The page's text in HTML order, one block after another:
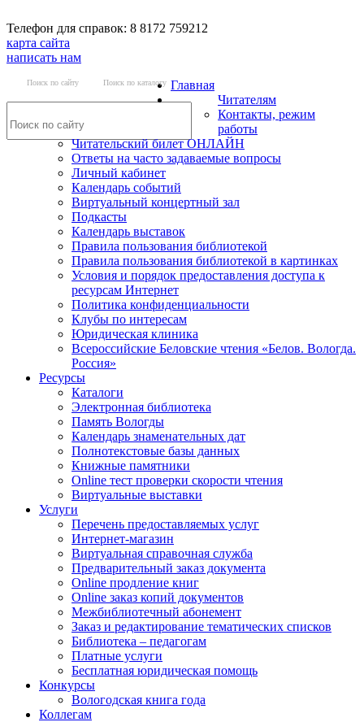
Телефон для справок: 8 8172 759212
карта сайта
написать нам
Поиск по сайту Поиск по каталогу Главная
Читателям
Контакты, режим
работы
Читательский билет ОНЛАЙН
Ответы на часто задаваемые вопросы
Личный кабинет
Календарь событий
Виртуальный концертный зал
Подкасты
Календарь выставок
Правила пользования библиотекой
Правила пользования библиотекой в картинках
Условия и порядок предоставления доступа к
ресурсам Интернет
Политика конфиденциальности
Клубы по интересам
Юридическая клиника
Всероссийские Беловские чтения «Белов. Вологда.
Россия»
Ресурсы
Каталоги
Электронная библиотека
Память Вологды
Календарь знаменательных дат
Полнотекстовые базы данных
Книжные памятники
Online тест проверки скорости чтения
Виртуальные выставки
Услуги
Перечень предоставляемых услуг
Интернет-магазин
Виртуальная справочная служба
Предварительный заказ документа
Online продление книг
Online заказ копий документов
Межбиблиотечный абонемент
Заказ и редактирование тематических списков
Библиотека – педагогам
Платные услуги
Бесплатная юридическая помощь
Конкурсы
Вологодская книга года
Коллегам